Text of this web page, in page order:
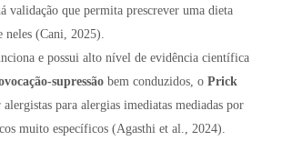
validação que permita prescrever uma dieta
neles (Cani, 2025).
e possui alto nível de evidência científica
supressão bem conduzidos, o Prick
para alergias imediatas mediadas por
muito específicos (Agasthi et al., 2024).